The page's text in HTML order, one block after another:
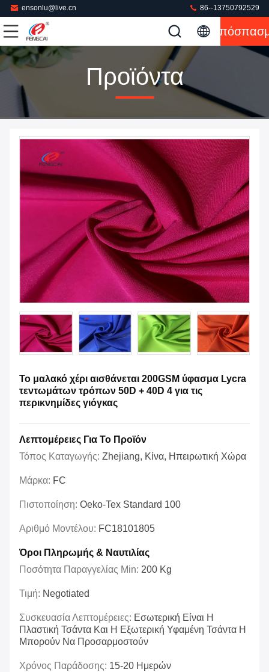
ensonlu@live.cn 86--13750792529
Προϊόντα
Το μαλακό χέρι αισθάνεται 200GSM ύφασμα Lycra
τεντωμάτων τρόπων 50D + 40D 4 για τις
περικνημίδες γιόγκας
Λεπτομέρειες Για Το Προϊόν
Τόπος Καταγωγής: Zhejiang, Κίνα, Ηπειρωτική Χώρα
Μάρκα: FC
Πιστοποίηση: Oeko-Tex Standard 100
Αριθμό Μοντέλου: FC18101805
Όροι Πληρωμής & Ναυτιλίας
Ποσότητα Παραγγελίας Min: 200 Kg
Τιμή: Negotiated
Συσκευασία Λεπτομέρειες: Εσωτερική Είναι Η
Πλαστική Τσάντα Και Η Εξωτερική Υφαμένη Τσάντα Η
Μπορούν Να Προσαρμοστούν
Χρόνος Παράδοσης: 15-20 Ημερών